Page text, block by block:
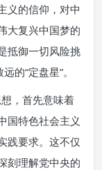
义的信仰，对中
大复兴中国梦的
抵御一切风险挑
的“定盘星”。
，首先意味着
国特色社会主义
践要求。这不仅
刻理解党中央的